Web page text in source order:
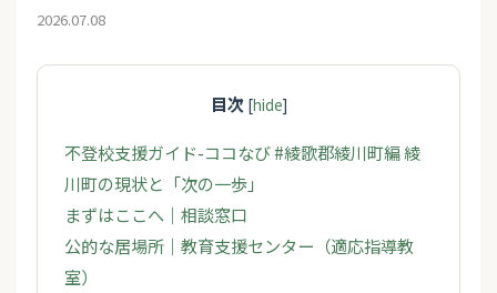
2026.07.08
目次 [hide]
不登校支援ガイド-ココなび #綾歌郡綾川町編 綾
川町の現状と「次の一歩」
まずはここへ｜相談窓口
公的な居場所｜教育支援センター（適応指導教
室）